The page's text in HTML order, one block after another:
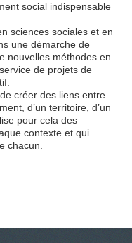
social indispensable
sciences sociales et en
une démarche de
nouvelles méthodes en
de projets de
créer des liens entre
d’un territoire, d’un
pour cela des
contexte et qui
chacun.